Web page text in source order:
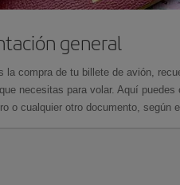
general
la compra de tu billete de avión,
necesitas para volar. Aquí
o cualquier otro documento, según